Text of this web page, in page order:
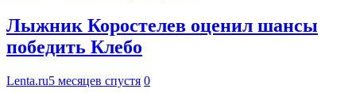
Лыжник Коростелев оценил шансы
победить Клебо
Lenta.ru5 месяцев спустя 0